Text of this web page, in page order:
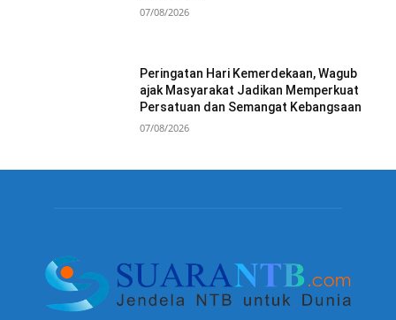
07/08/2026
Peringatan Hari Kemerdekaan, Wagub
ajak Masyarakat Jadikan Memperkuat
Persatuan dan Semangat Kebangsaan
07/08/2026